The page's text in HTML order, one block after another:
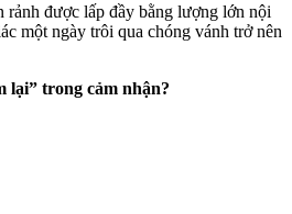
được lấp đầy bằng lượng lớn nội
một ngày trôi qua chóng vánh trở nên
lại” trong cảm nhận?